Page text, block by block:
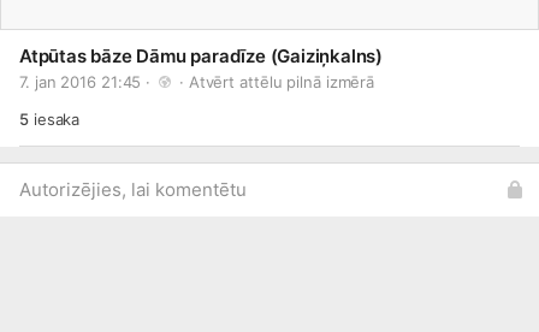
Atpūtas bāze Dāmu paradīze (Gaiziņkalns)
7. jan 2016 21:45 · · Atvērt attēlu pilnā izmērā
5iesaka
Autorizējies, lai komentētu